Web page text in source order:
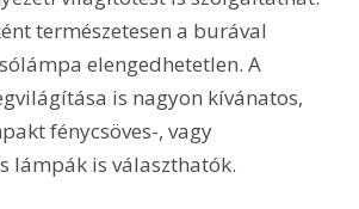
természetesen a burával
elengedhetetlen. A
is nagyon kívánatos,
fénycsöves-, vagy
lámpák is választhatók.